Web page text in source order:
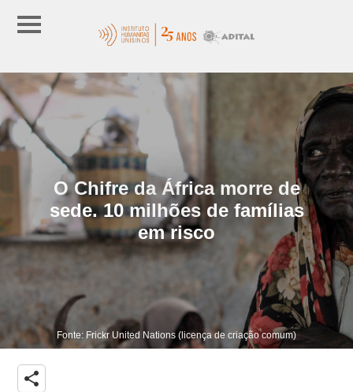
O Chifre da África morre de
sede. 10 milhões de famílias
em risco
Fonte: Frickr United Nations (licença de criação comum)
share